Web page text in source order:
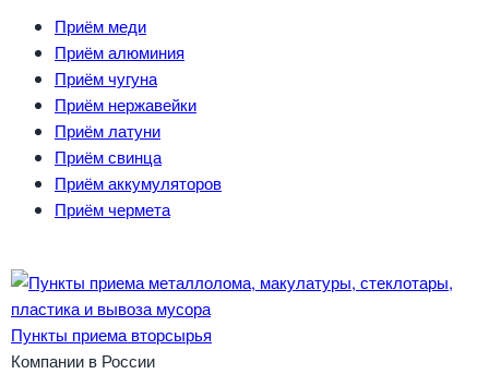
Приём меди
Приём алюминия
Приём чугуна
Приём нержавейки
Приём латуни
Приём свинца
Приём аккумуляторов
Приём чермета
Пункты приема вторсырья
Компании в России